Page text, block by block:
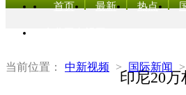
首页 最新 热点
当前位置： 中新视频 > 国际新闻 >
印尼20